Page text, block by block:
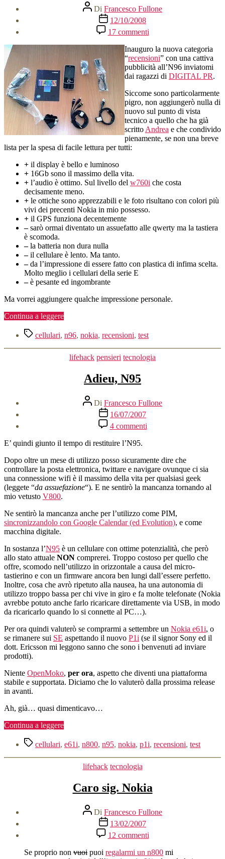
Autore
articolo
Di Francesco Fullone
Data
dell'articolo
12/10/2008
17 commentisu
N96,
cattive
notizie.
Inauguro la nuova categoria
“recensioni” con una cattiva
pubblicità all’N96 inviatomi
dai ragazzi di DIGITAL PR.
Siccome sono particolarmente
pigro, non aggiungerò nulla di
nuovo sul punto di vista
tecnico a quello che ha già
scritto Andrea e che condivido
pienamente, se non una breve
lista per la spesa di facile lettura per tutti:
+ il display è bello e luminoso
+ 16Gb sono il massimo della vita.
+ l’audio è ottimo. Sul livello del w760i che costa
decisamente meno.
+ le ottiche sono apprezzabili e le foto risultano con colori più
vivi dei precenti Nokia in mio possesso.
+ il GPS funziona decentemente
–sarò ormai diventato un assuefatto alle qwerty ma la tastiera
è scomoda.
–la batteria non dura nulla
–il cellulare è lento. Ma tanto.
–da l’impressione di essere fatto con plastica di infima scelta.
Molto meglio i cellulari della serie E
–è pesante ed ingombrante
Ma vorrei aggiungere qualche impressione personale.
Continua a leggere“N96,
notizie.”
Tag cellulari, n96, nokia, recensioni, test
Categorie
lifehack pensieri tecnologia
Adieu, N95
Autore
articolo
Di Francesco Fullone
Data
dell'articolo
16/07/2007
4 commentisu
Adieu,
E’ quindi giunto il tempo di restituire l’N95.
Dopo oltre un mese di utilizzo posso sicuramente dire che
controllare la posta elettronica, twittare e navigare ovunque ci sia
una connessione wifi è il massimo della vita per qualsiasi geek
(leggete “da assuefazione“). E ne sentirò la mancanza tornando al
mio vetusto V800.
Ne sentirò la mancanza anche per l’utilizzo come PIM,
sincronizzandolo con Google Calendar (ed Evolution), e come
macchina digitale.
In sostanza l’N95 è un cellulare con ottime potenzialità, che però
allo stato attuale NON comprerei. Troppo costoso per quello che
offre, scomodo nell’utilizzo in orizzontale a causa del micro-
tastierino e con un firmware ancora ben lungi dall’essere perfetto.
Inoltre, cosa che avrò ripetuto alla nausea, ha una autonomia di
utilizzo troppo bassa per chi vive in giro e fa molte telefonate (Nokia
avrebbe potuto anche farlo ricaricare direttamente via USB, in modo
da ricaricarlo quando lo si connette al PC…).
Per ora quindi valuterò se comprarmi a settembre un Nokia e61i, o
se rimanere sui SE aspettando il nuovo P1i (se il signor Sony ed il
dott. Ericsson mi leggono sanno che sono i benvenuti ad inviare
prodotti).
Niente OpenMoko, per ora, aspetto che diventi una piattaforma
stabile e supportata. Diciamo che lo valuterò dalla prossima release
in avanti.
Ah, già… quasi dimenticavo…
Continua a leggere“Adieu,
Tag cellulari, e61i, n800, n95, nokia, p1i, recensioni, test
Categorie
lifehack tecnologia
Caro sig. Nokia
Autore
articolo
Di Francesco Fullone
Data
dell'articolo
13/02/2007
12 commentisu
Caro
sig.
Se proprio non vuoi puoi regalarmi un n800 mi